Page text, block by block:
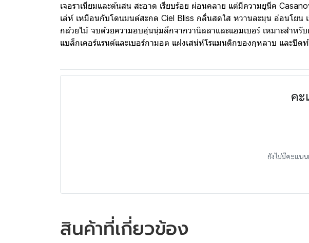
เจอราเนียมและต้นสน สะอาด เรียบร้อย ผ่อนคลาย แต่มีความยูนีค
เล่ห์ เหมือนกับโดนมนต์สะกด Ciel Bliss กลิ่นสดใส หวานละมุน อ่อนโย
กล้วยไม้ จบด้วยความอบอุ่นนุ่มลึกจากวานิลลาและแอมเบอร์ เหมาะสำห
แบล็กเคอร์แรนต์และเบอร์กามอต แฝงเสน่ห์โรแมนติกของกุหลาบ และปิด
คะ
ยังไม่มีคะแน
สินค้าที่เกี่ยวข้อง